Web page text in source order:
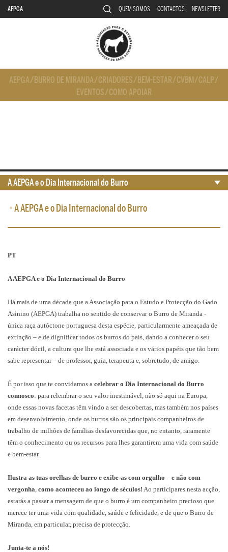
AEPGA QUEM SOMOS CONTACTOS NEWSLETTER
AEPGA/ BURRO DE MIRANDA/CRIADORES/ BEM-ESTAR/CVBM/CALP/
EVENTOS/COMO APOIAR
•A AEPGA e o Dia Internacional do Burro
PT
A AEPGA e o Dia Internacional do Burro
Há mais de uma década que a Associação para o Estudo e Protecção do Gado
Asinino (AEPGA) trabalha no sentido de conservar o Burro de Miranda -
única raça autóctone portuguesa desta espécie, particularmente ameaçada de
extinção – e de dignificar todos os burros do país, dando a conhecer o seu
carácter dócil, a cultura que lhe está associada e os vários papéis que tão bem
sabe representar – de professor, guia, terapeuta e, sobretudo, de amigo.
É por isso que te convidamos a celebrar o Dia Internacional do Burro
connosco: para relembrar o seu valor inestimável, não só aqui na Europa,
onde essas novas facetas têm vindo a ser descobertas, mas também nos países
em desenvolvimento, onde os burros são os principais companheiros de
trabalho de milhões de famílias desfavorecidas que, no entanto, raramente
têm o conhecimento ou os recursos para lhes garantirem uma vida com saúde
e bem-estar.
Ilustra as tuas orelhas de burro e exibe-as com orgulho – e não com
vergonha, como aconteceu ao longo de séculos! Ao participares nesta acção,
estarás a passar a mensagem de que o burro é um companheiro precioso que
merece ter uma vida com qualidade, saúde e felicidade, e de que o Burro de
Miranda, em particular, precisa de protecção.
Junta-te a nós!
A AEPGA e o Dia Internacional do Burro